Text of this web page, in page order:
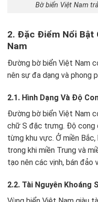
Bờ biển Việt Nam
2. Đặc Điểm Nổi Bật
Nam
Đường bờ biển Việt Nam
nên sự đa dạng và phong
2.1. Hình Dạng Và Độ
Đường bờ biển Việt Nam
chữ S đặc trưng. Độ cong
từng khu vực. Ở miền
trong khi miền Trung và
tạo nên các vịnh, bán đảo
2.2. Tài Nguyên Khoáng